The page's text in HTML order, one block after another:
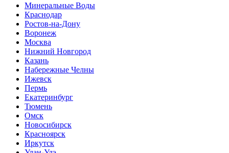
Минеральные Воды
Краснодар
Ростов-на-Дону
Воронеж
Москва
Нижний Новгород
Казань
Набережные Челны
Ижевск
Пермь
Екатеринбург
Тюмень
Омск
Новосибирск
Красноярск
Иркутск